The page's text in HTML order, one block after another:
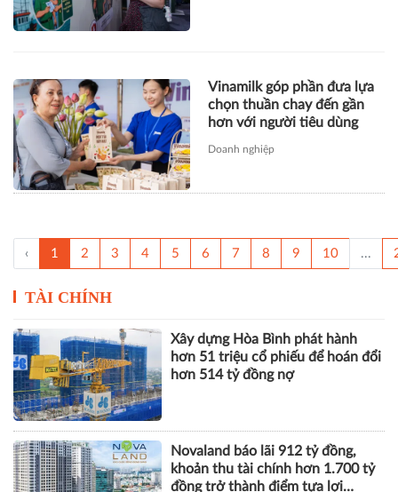
Vinamilk góp phần đưa lựa
chọn thuần chay đến gần
hơn với người tiêu dùng
Doanh nghiệp
‹ 1 2 3 4 5 6 7 8 9 10 ...
TÀI CHÍNH
Xây dựng Hòa Bình phát hành
hơn 51 triệu cổ phiếu để hoán đổi
hơn 514 tỷ đồng nợ
Novaland báo lãi 912 tỷ đồng,
khoản thu tài chính hơn 1.700 tỷ
đồng trở thành điểm tựa lợi